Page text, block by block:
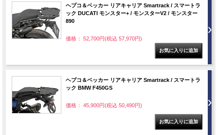
ヘプコ＆ベッカー リアキャリア Smartrack / スマートラ
ック DUCATI モンスター+ / モンスターV2 / モンスター
890
価格： 52,700円(税込 57,970円)
ヘプコ＆ベッカー リアキャリア Smartrack / スマートラ
ック BMW F450GS
価格： 45,900円(税込 50,490円)